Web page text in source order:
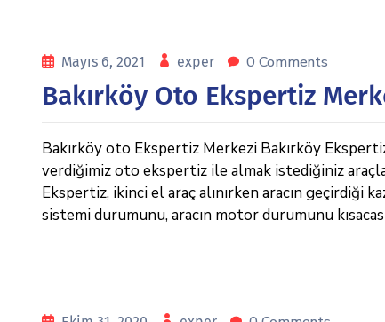
Mayıs 6, 2021 exper 0 Comments
Bakırköy Oto Ekspertiz
Bakırköy oto Ekspertiz Merkezi Bakırköy
verdiğimiz oto ekspertiz ile almak istediğiniz
Ekspertiz, ikinci el araç alınırken aracın geçirdiği
sistemi durumunu, aracın motor durumunu